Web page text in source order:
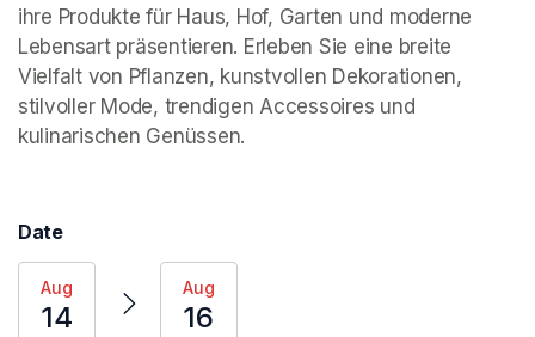
ihre Produkte für Haus, Hof, Garten und moderne
Lebensart präsentieren. Erleben Sie eine breite
Vielfalt von Pflanzen, kunstvollen Dekorationen,
stilvoller Mode, trendigen Accessoires und
kulinarischen Genüssen.
Date
Aug
14
Aug
16